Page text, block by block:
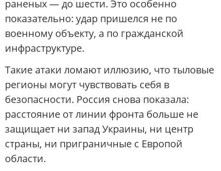
раненых — до шести. Это особенно
показательно: удар пришелся не по
военному объекту, а по гражданской
инфраструктуре.
Такие атаки ломают иллюзию, что тыловые
регионы могут чувствовать себя в
безопасности. Россия снова показала:
расстояние от линии фронта больше не
защищает ни запад Украины, ни центр
страны, ни приграничные с Европой
области.